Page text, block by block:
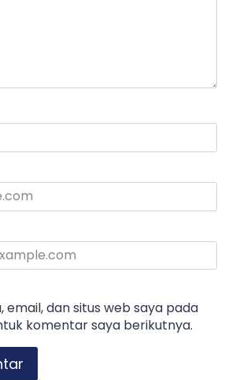
email, dan situs web saya pada
komentar saya berikutnya.